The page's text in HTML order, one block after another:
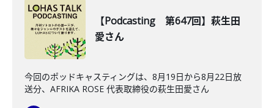
【Podcasting 第647回】萩生田
愛さん
今回のポッドキャスティングは、8月19日から8月22日放
送分、AFRIKA ROSE 代表取締役の萩生田愛さん